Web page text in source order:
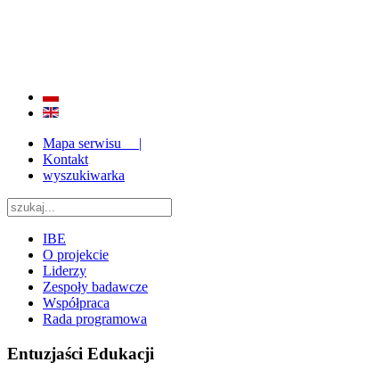
Mapa serwisu |
Kontakt
wyszukiwarka
IBE
O projekcie
Liderzy
Zespoły badawcze
Współpraca
Rada programowa
Entuzjaści Edukacji